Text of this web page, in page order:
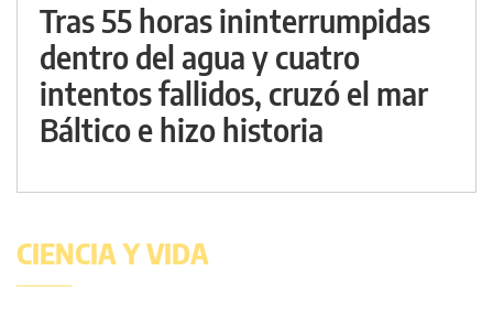
Tras 55 horas ininterrumpidas
dentro del agua y cuatro
intentos fallidos, cruzó el mar
Báltico e hizo historia
CIENCIA Y VIDA